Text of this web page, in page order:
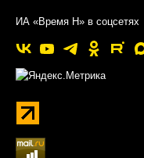
ИА «Время Н» в соцсетях